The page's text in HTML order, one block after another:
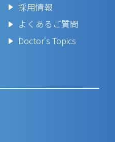
採用情報
よくあるご質問
Doctor‘s Topics